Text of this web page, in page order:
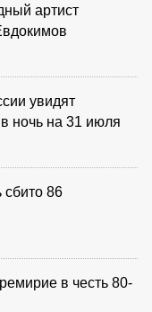
артист
увидят
ночь на 31 июля
сбито 86
в честь 80-